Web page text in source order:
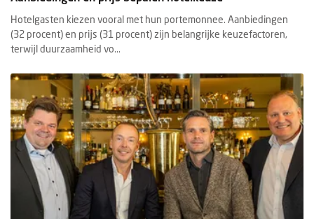
Hotelgasten kiezen vooral met hun portemonnee. Aanbiedingen
(32 procent) en prijs (31 procent) zijn belangrijke keuzefactoren,
terwijl duurzaamheid vo...